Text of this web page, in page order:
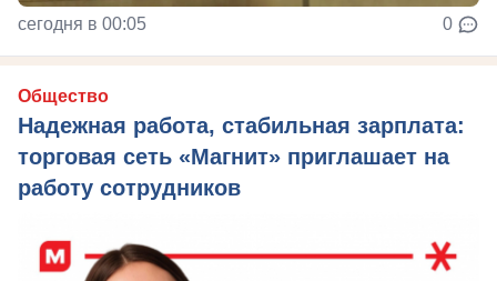
сегодня в 00:05 0
Общество
Надежная работа, стабильная зарплата:
торговая сеть «Магнит» приглашает на
работу сотрудников